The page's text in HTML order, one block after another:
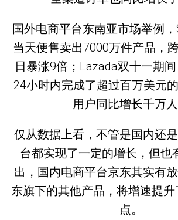
国外电商平台东南亚市场举例
当天便售卖出7000万件产品，
日暴涨9倍；Lazada双十一期
24小时内完成了超过百万美元
用户同比增长千万人
仅从数据上看，不管是国内还
台都实现了一定的增长，但也
出，国内电商平台京东其实有
东旗下的其他产品，将增速提
点。